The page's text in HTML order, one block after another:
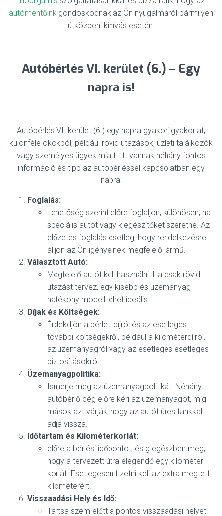
autómentőink gondoskodnak az Ön nyugalmáról bármilyen
útközbeni kihívás esetén.
Autóbérlés VI. kerület (6.) – Egy
napra is!
Autóbérlés VI. kerület (6.) egy napra gyakori gyakorlat,
különféle okokból, például rövid utazások, üzleti találkozók
vagy személyes ügyek miatt. Itt vannak néhány fontos
információ és tipp az autóbérléssel kapcsolatban egy
napra:
Foglalás:
Lehetőség szerint előre foglaljon, különösen, ha
speciális autót vagy kiegészítőket szeretne. Az
előzetes foglalás esetleg, hogy rendelkezésre
álljon az Ön igényeinek megfelelő jármű.
Választott Autó:
Megfelelő autót kell használni. Ha csak rövid
utazást tervez, egy kisebb és üzemanyag-
hatékony modell lehet ideális.
Díjak és Költségek:
Érdekdjön a bérleti díjról és az esetleges
további költségekről, például a kilométerdíjról,
az üzemanyagról vagy az esetleges esetleges
biztosításokról.
Üzemanyagpolitika:
Ismerje meg az üzemanyagpolitikát. Néhány
autóbérlő cég előre kéri az üzemanyagot, míg
mások azt várják, hogy az autót üres tankkal
adja vissza.
Időtartam és Kilométerkorlát:
előre a bérlési időpontot, és g egészben meg,
hogy a tervezett útra elegendő egy kilométer
korlát. Esetlegesen fizetni kell az extra megtett
kilométerért.
Visszaadási Hely és Idő:
Tartsa szem előtt a pontos visszaadási helyet